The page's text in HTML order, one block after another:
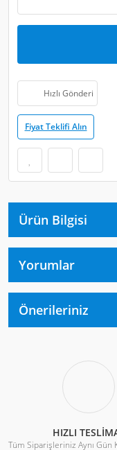
Hızlı Gönderi
Fiyat Teklifi Alın
Ürün Bilgisi
Yorumlar
Önerileriniz
HIZLI
Tüm Siparişleriniz Aynı Gün